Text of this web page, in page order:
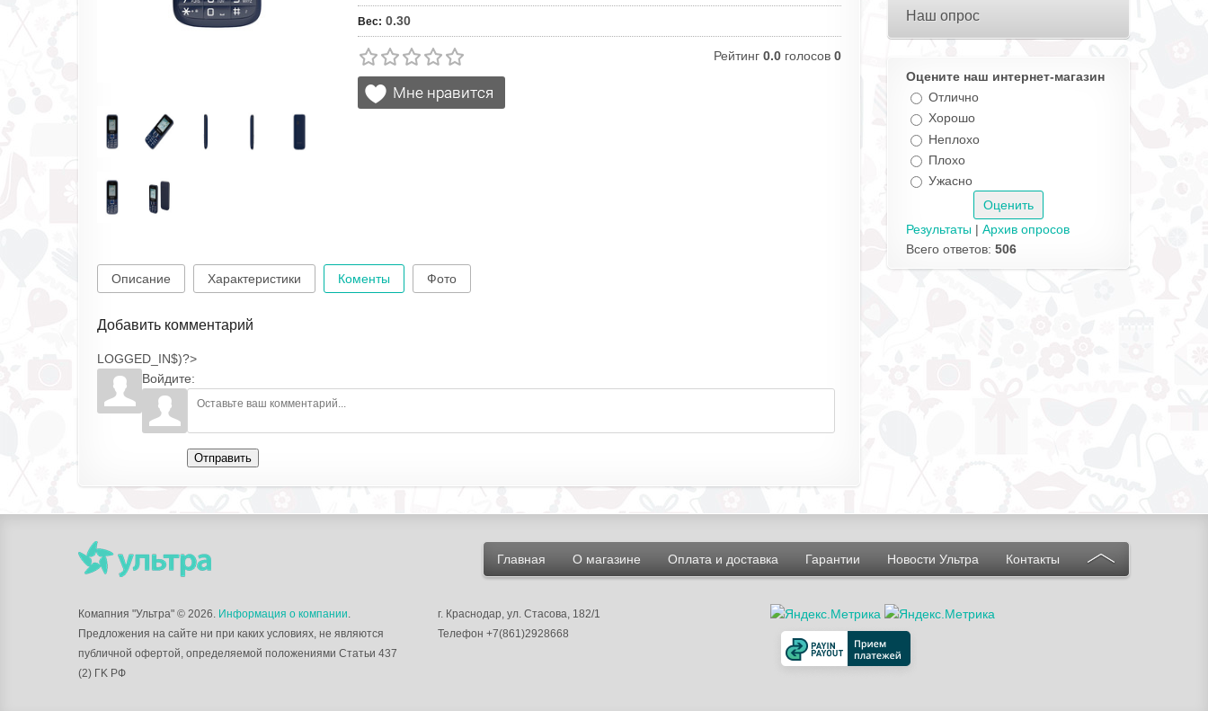
Вес: 0.30
Рейтинг 0.0 голосов 0
Описание Характеристики Коменты Фото
Добавить комментарий
LOGGED_IN$)?>
Войдите:
Отправить
Наш опрос
Оцените наш интернет-магазин
Отлично
Хорошо
Неплохо
Плохо
Ужасно
Результаты | Архив опросов
Всего ответов: 506
Главная О магазине Оплата и доставка Гарантии Новости Ультра Контакты
Комапния "Ультра" © 2026. Информация о компании.
Предложения на сайте ни при каких условиях, не являются
публичной офертой, определяемой положениями Статьи 437
(2) ГK РФ
г. Краснодар, ул. Стасова, 182/1
Телефон +7(861)2928668